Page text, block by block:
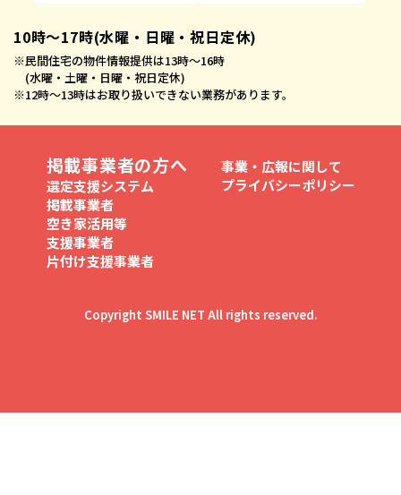
10時〜17時(水曜・日曜・祝日定休)
※民間住宅の物件情報提供は13時〜16時
(水曜・土曜・日曜・祝日定休)
※12時〜13時はお取り扱いできない業務があります。
掲載事業者の方へ
選定支援システム
掲載事業者
空き家活用等
支援事業者
片付け支援事業者
事業・広報に関して
プライバシーポリシー
Copyright SMILE NET All rights reserved.